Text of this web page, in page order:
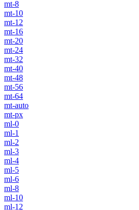
mt-8
mt-10
mt-12
mt-16
mt-20
mt-24
mt-32
mt-40
mt-48
mt-56
mt-64
mt-auto
mt-px
ml-0
ml-1
ml-2
ml-3
ml-4
ml-5
ml-6
ml-8
ml-10
ml-12